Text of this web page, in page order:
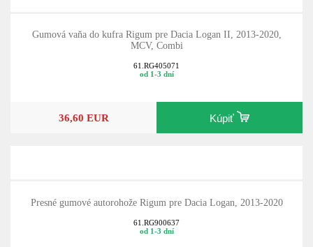
Gumová vaňa do kufra Rigum pre Dacia Logan II, 2013-2020,
MCV, Combi
61.RG405071
od 1-3 dní
36,60 EUR Kúpiť
Presné gumové autorohože Rigum pre Dacia Logan, 2013-2020
61.RG900637
od 1-3 dní